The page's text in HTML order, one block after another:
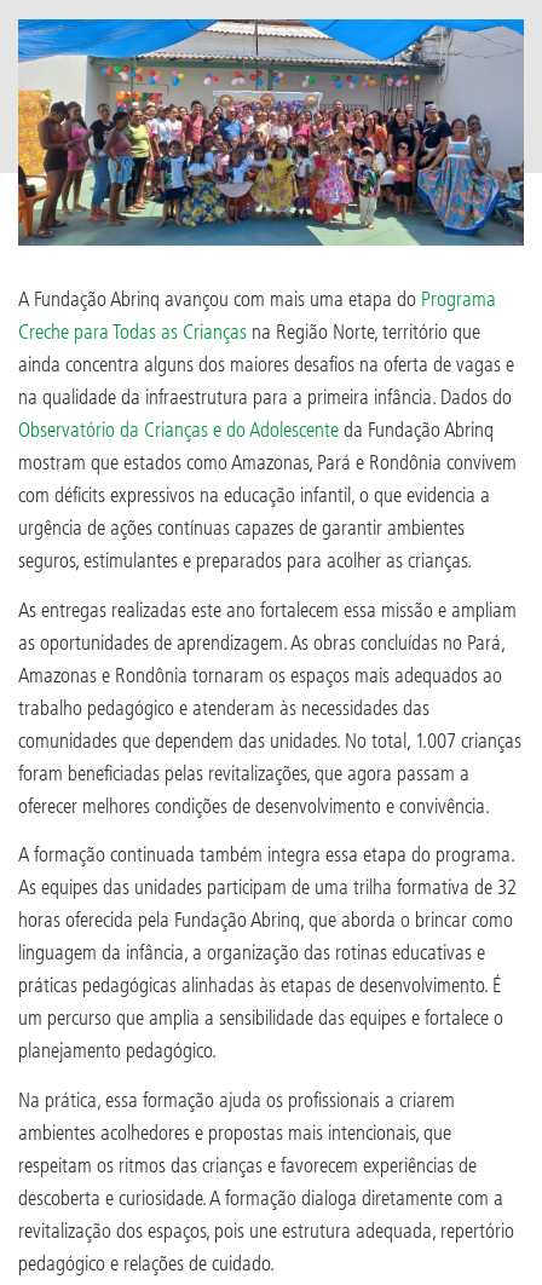
A Fundação Abrinq avançou com mais uma etapa do Programa
Creche para Todas as Crianças na Região Norte, território que
ainda concentra alguns dos maiores desafios na oferta de vagas e
na qualidade da infraestrutura para a primeira infância. Dados do
Observatório da Crianças e do Adolescenteda Fundação Abrinq
mostram que estados como Amazonas, Pará e Rondônia convivem
com déficits expressivos na educação infantil, o que evidencia a
urgência de ações contínuas capazes de garantir ambientes
seguros, estimulantes e preparados para acolher as crianças.
As entregas realizadas este ano fortalecem essa missão e ampliam
as oportunidades de aprendizagem. As obras concluídas no Pará,
Amazonas e Rondônia tornaram os espaços mais adequados ao
trabalho pedagógico e atenderam às necessidades das
comunidades que dependem das unidades. No total, 1.007 crianças
foram beneficiadas pelas revitalizações, que agora passam a
oferecer melhores condições de desenvolvimento e convivência.
A formação continuada também integra essa etapa do programa.
As equipes das unidades participam de uma trilha formativa de 32
horas oferecida pela Fundação Abrinq, que aborda o brincar como
linguagem da infância, a organização das rotinas educativas e
práticas pedagógicas alinhadas às etapas de desenvolvimento. É
um percurso que amplia a sensibilidade das equipes e fortalece o
planejamento pedagógico.
Na prática, essa formação ajuda os profissionais a criarem
ambientes acolhedores e propostas mais intencionais, que
respeitam os ritmos das crianças e favorecem experiências de
descoberta e curiosidade. A formação dialoga diretamente com a
revitalização dos espaços, pois une estrutura adequada, repertório
pedagógico e relações de cuidado.